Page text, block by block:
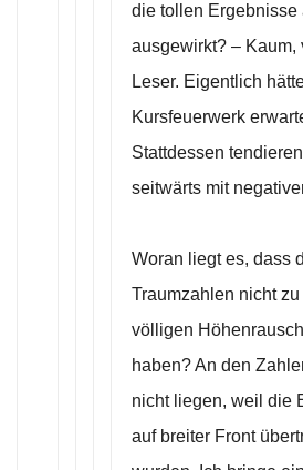
die tollen Ergebnisse
ausgewirkt? – Kaum,
Leser. Eigentlich
Kursfeuerwerk
Stattdessen
seitwärts mit
Woran liegt es, dass
Traumzahlen nicht
völligen
haben? An den
nicht liegen, weil die
auf breiter Front